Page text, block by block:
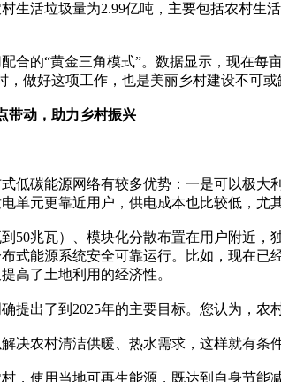
生活垃圾量为2.99亿吨，主要包括农村生
的“黄金三角模式”。数据显示，现在每
做好这项工作，也是美丽乡村建设不可或
带动，助力乡村振兴
碳能源网络有较多优势：一是可以极大
元更靠近用户，供电成本也比较低，尤
兆瓦）、模块化分散布置在用户附近
式能源系统安全可靠运行。比如，现在
高了土地利用的经济性。
出了到2025年的主要目标。您认为，农
农村清洁供暖、热水需求，这样就有条
，使用当地可再生能源，既达到自身节